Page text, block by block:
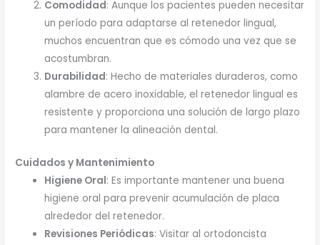
Comodidad: Aunque los pacientes pueden necesitar
un período para adaptarse al retenedor lingual,
muchos encuentran que es cómodo una vez que se
acostumbran.
Durabilidad: Hecho de materiales duraderos, como
alambre de acero inoxidable, el retenedor lingual es
resistente y proporciona una solución de largo plazo
para mantener la alineación dental.
Cuidados y Mantenimiento
Higiene Oral: Es importante mantener una buena
higiene oral para prevenir acumulación de placa
alrededor del retenedor.
Revisiones Periódicas: Visitar al ortodoncista